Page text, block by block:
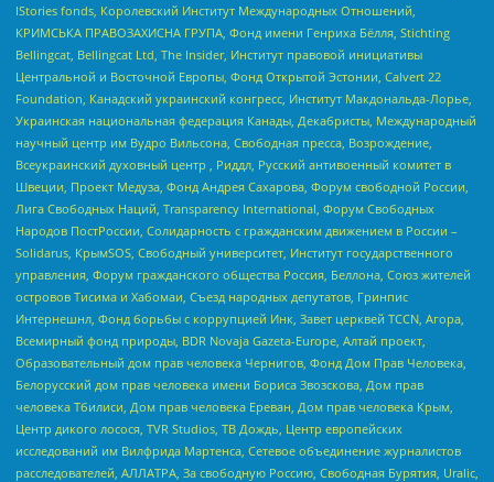
IStories fonds, Королевский Институт Международных Отношений,
КРИМСЬКА ПРАВОЗАХИСНА ГРУПА, Фонд имени Генриха Бёлля, Stichting
Bellingcat, Bellingcat Ltd, The Insider, Институт правовой инициативы
Центральной и Восточной Европы, Фонд Открытой Эстонии, Calvert 22
Foundation, Канадский украинский конгресс, Институт Макдональда-Лорье,
Украинская национальная федерация Канады, Декабристы, Международный
научный центр им Вудро Вильсона, Свободная пресса, Возрождение,
Всеукраинский духовный центр , Риддл, Русский антивоенный комитет в
Швеции, Проект Медуза, Фонд Андрея Сахарова, Форум свободной России,
Лига Свободных Наций, Transparеncy International, Форум Свободных
Народов ПостРоссии, Солидарность с гражданским движением в России –
Solidarus, КрымSOS, Свободный университет, Институт государственного
управления, Форум гражданского общества Россия, Беллона, Союз жителей
островов Тисима и Хабомаи, Съезд народных депутатов, Гринпис
Интернешнл, Фонд борьбы с коррупцией Инк, Завет церквей TCCN, Агора,
Всемирный фонд природы, BDR Novaja Gazeta-Europe, Алтай проект,
Образовательный дом прав человека Чернигов, Фонд Дом Прав Человека,
Белорусский дом прав человека имени Бориса Звозскова, Дом прав
человека Тбилиси, Дом прав человека Ереван, Дом прав человека Крым,
Центр дикого лосося, TVR Studios, ТВ Дождь, Центр европейских
исследований им Вилфрида Мартенса, Сетевое объединение журналистов
расследователей, АЛЛАТРА, За свободную Россию, Свободная Бурятия, Uralic,